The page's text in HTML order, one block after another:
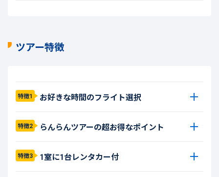
ツアー特徴
特徴1 お好きな時間のフライト選択
特徴2 らんらんツアーの超お得なポイント
特徴3 1室に1台レンタカー付